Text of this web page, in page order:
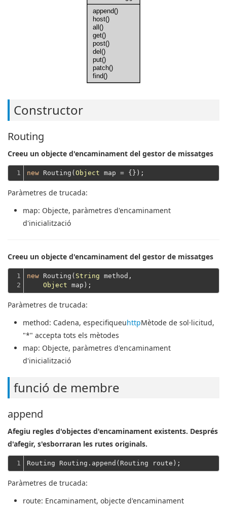
append()
host()
all()
get()
post()
del()
put()
patch()
find()
Constructor
Routing
Creeu un objecte d'encaminament del gestor de missatges
1 new Routing( Object
Paràmetres de trucada:
map: Objecte, paràmetres d'encaminament
d'inicialització
Creeu un objecte d'encaminament del gestor de missatges
1
2
new Routing( String method,
Object
Paràmetres de trucada:
method: Cadena, especifiqueuhttpMètode de sol·licitud,
"*" accepta tots els mètodes
map: Objecte, paràmetres d'encaminament
d'inicialització
funció de membre
append
Afegiu regles d'objectes d'encaminament existents. Després
d'afegir, s'esborraran les rutes originals.
1
Paràmetres de trucada:
route: Encaminament, objecte d'encaminament